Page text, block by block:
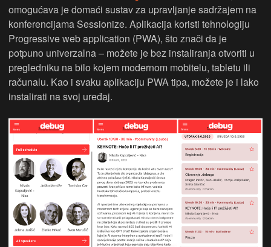
omogućava je domaći sustav za upravljanje sadržajem na
konferencijama Sessionize. Aplikacija koristi tehnologiju
Progressive web application (PWA), što znači da je
potpuno univerzalna – možete je bez instaliranja otvoriti u
pregledniku na bilo kojem modernom mobitelu, tabletu ili
računalu. Kao i svaku aplikaciju PWA tipa, možete je i lako
instalirati na svoj uređaj.